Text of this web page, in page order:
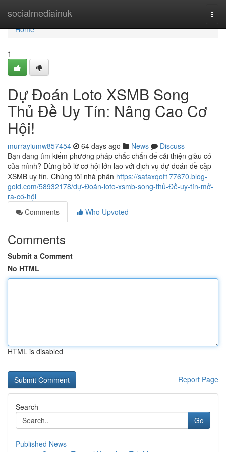
socialmediainuk
Home
Home
1
Dự Đoán Loto XSMB Song
Thủ Đề Uy Tín: Nâng Cao Cơ
Hội!
murrayiumw857454 64 days ago News
Discuss
Bạn đang tìm kiếm phương pháp chắc chắn để cải thiện giàu có
của mình? Đừng bỏ lỡ cơ hội lớn lao với dịch vụ dự đoán đề cặp
XSMB uy tín. Chúng tôi nhà phân https://safaxqof177670.blog-
gold.com/58932178/dự-Đoán-loto-xsmb-song-thủ-Đề-uy-tín-mở-
ra-cơ-hội
Comments
Who Upvoted
Comments
Submit a Comment
No HTML
HTML is disabled
Report Page
Search
Go
Published News